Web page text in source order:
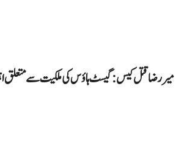
میر رضا قتل کیس: گیسٹ ہاؤس کی ملکیت سے متعلق